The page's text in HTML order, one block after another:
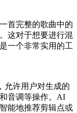
首完整的歌曲中的
这对于想要进行混
一个非常实用的工
允许用户对生成的
音调等操作。AI
能地推荐剪辑点或